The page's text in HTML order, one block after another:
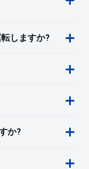
しますか?
か?